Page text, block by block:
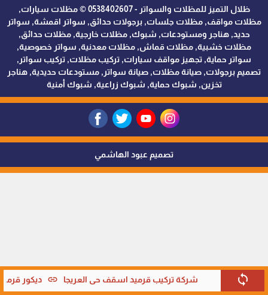
sync شركة تركيب قرميد اسقف حي العريجا link ديكور
ظلال التميز للمظلات والسواتر - 0538402607 © مظلات سيارات,
مظلات مواقف, مظلات جلسات, برجولات حدائق, سواتر اقمشة, سواتر
حديد, هناجر ومستودعات, شبوك, مظلات خارجية, مظلات حدائق,
مظلات خشبية, مظلات قماش, مظلات معدنية, سواتر خصوصية,
سواتر حماية, تجهيز مواقف سيارات, تركيب مظلات, تركيب سواتر,
تصميم برجولات, صيانة مظلات, صيانة سواتر, مستودعات حديدية, هناجر
تخزين, شبوك حماية, شبوك زراعية, شبوك أمنية
تصميم عبود الهاشمي